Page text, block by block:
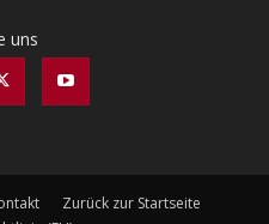
uns
Zurück zur Startseite